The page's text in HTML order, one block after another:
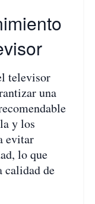
televisor
una
y los
evitar
lo que
calidad de